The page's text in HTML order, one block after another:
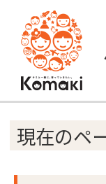
現在のペ